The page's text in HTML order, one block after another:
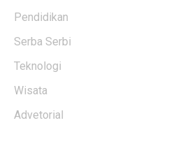
Pendidikan
Serba Serbi
Teknologi
Wisata
Advetorial